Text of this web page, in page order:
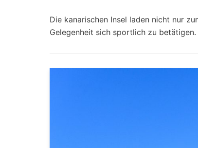
Die kanarischen Insel laden nicht nur
Gelegenheit sich sportlich zu